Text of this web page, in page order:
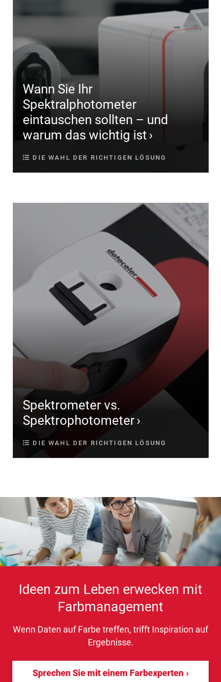
Wann Sie Ihr
Spektralphotometer
eintauschen sollten – und
warum das wichtig ist
DIE WAHL DER RICHTIGEN LÖSUNG
Spektrometer vs.
Spektrophotometer
DIE WAHL DER RICHTIGEN LÖSUNG
Ideen zum Leben erwecken mit
Farbmanagement
Wenn Daten auf Farbe treffen, trifft Inspiration auf
Ergebnisse.
Sprechen Sie mit einem Farbexperten